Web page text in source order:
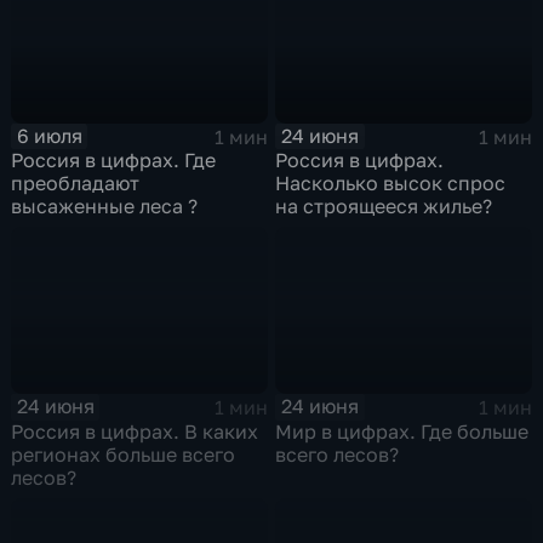
6 июля
1 мин
Россия в цифрах. Где
преобладают
высаженные леса ?
24 июня
1 мин
Россия в цифрах.
Насколько высок спрос
на строящееся жилье?
24 июня
1 мин
Россия в цифрах. В каких
регионах больше всего
лесов?
24 июня
1 мин
Мир в цифрах. Где больше
всего лесов?